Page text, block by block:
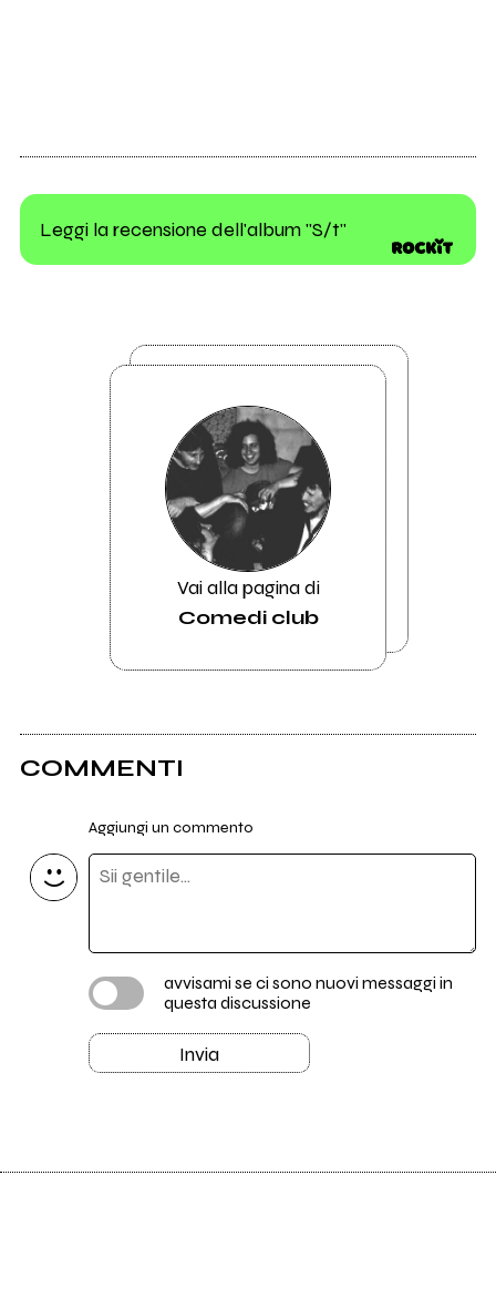
Leggi la recensione dell'album "S/t"
Vai alla pagina di
Comedi club
COMMENTI
Aggiungi un commento
avvisami se ci sono nuovi messaggi in
questa discussione
Invia